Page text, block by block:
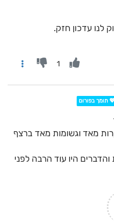
לנו עדכון חזק.
1
תומך בפורום
מאד וגשומות מאד ברצף
היו עוד הרבה לפני